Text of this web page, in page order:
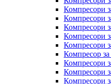
Компресори
Компресори
Компресори
Компресори
Компресори
Компресор
Компресори
Компресори
Компресори